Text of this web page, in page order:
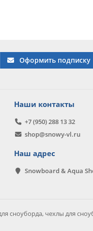
Оформить подписку
Наши контакты
+7 (950) 288 13 32
shop@snowy-vl.ru
Наш адрес
Snowboard & Aqua
сноуборда, чехлы для